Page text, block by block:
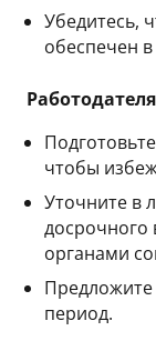
Убедитесь,
обеспечен
чтобы
Уточните в
досрочного
органами
Предложите
период.